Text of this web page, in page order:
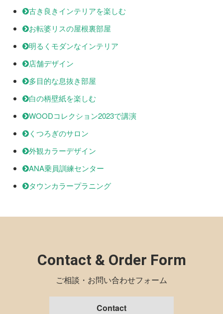
古き良きインテリアを楽しむ
お転婆リスの屋根裏部屋
明るくモダンなインテリア
店舗デザイン
多目的な息抜き部屋
白の柄壁紙を楽しむ
WOODコレクション2023で講演
くつろぎのサロン
外観カラーデザイン
ANA乗員訓練センター
タウンカラープラニング
Contact & Order Form
ご相談・お問い合わせフォーム
Contact